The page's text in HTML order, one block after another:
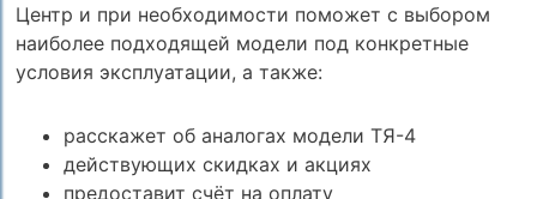
Центр и при необходимости поможет с выбором
наиболее подходящей модели под конкретные
условия эксплуатации, а также:
расскажет об аналогах модели ТЯ-4
действующих скидках и акциях
предоставит счёт на оплату